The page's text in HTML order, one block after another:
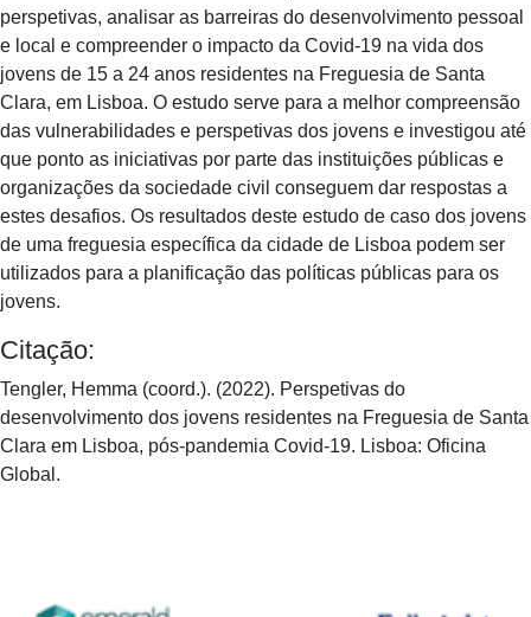
perspetivas, analisar as barreiras do desenvolvimento pessoal
e local e compreender o impacto da Covid-19 na vida dos
jovens de 15 a 24 anos residentes na Freguesia de Santa
Clara, em Lisboa. O estudo serve para a melhor compreensão
das vulnerabilidades e perspetivas dos jovens e investigou até
que ponto as iniciativas por parte das instituições públicas e
organizações da sociedade civil conseguem dar respostas a
estes desafios. Os resultados deste estudo de caso dos jovens
de uma freguesia específica da cidade de Lisboa podem ser
utilizados para a planificação das políticas públicas para os
jovens.
Citação:
Tengler, Hemma (coord.). (2022). Perspetivas do
desenvolvimento dos jovens residentes na Freguesia de Santa
Clara em Lisboa, pós-pandemia Covid-19. Lisboa: Oficina
Global.